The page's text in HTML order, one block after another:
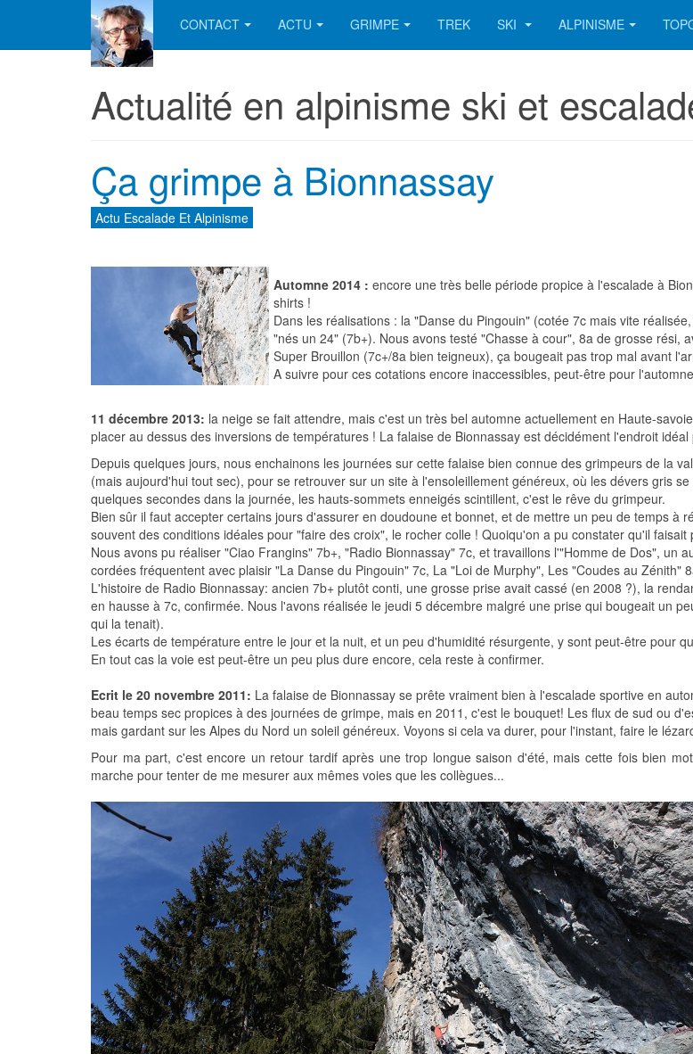
CONTACT ACTU GRIMPE TREK SKI ALPINISME
Actualité en alpinisme ski et
Ça grimpe à Bionnassay
Actu Escalade Et Alpinisme
Automne 2014 : encore une très belle période propice à l'escalade à
shirts !
Dans les réalisations : la "Danse du Pingouin" (cotée 7c mais vite
"nés un 24" (7b+). Nous avons testé "Chasse à cour", 8a de grosse
Super Brouillon (7c+/8a bien teigneux), ça bougeait pas trop mal avant
A suivre pour ces cotations encore inaccessibles, peut-être pour
11 décembre 2013: la neige se fait attendre, mais c'est un très bel automne actuellement en Haute-
placer au dessus des inversions de températures ! La falaise de Bionnassay est décidément l'endroit
Depuis quelques jours, nous enchainons les journées sur cette falaise bien connue des grimpeurs de la
(mais aujourd'hui tout sec), pour se retrouver sur un site à l'ensoleillement généreux, où les dévers gris
quelques secondes dans la journée, les hauts-sommets enneigés scintillent, c'est le rêve du grimpeur.
Bien sûr il faut accepter certains jours d'assurer en doudoune et bonnet, et de mettre un peu de temps à
souvent des conditions idéales pour "faire des croix", le rocher colle ! Quoiqu'on a pu constater qu'il
Nous avons pu réaliser "Ciao Frangins" 7b+, "Radio Bionnassay" 7c, et travaillons l'"Homme de Dos", un
cordées fréquentent avec plaisir "La Danse du Pingouin" 7c, La "Loi de Murphy", Les "Coudes au Zénith"
L'histoire de Radio Bionnassay: ancien 7b+ plutôt conti, une grosse prise avait cassé (en 2008 ?), la
en hausse à 7c, confirmée. Nous l'avons réalisée le jeudi 5 décembre malgré une prise qui bougeait un
qui la tenait).
Les écarts de température entre le jour et la nuit, et un peu d'humidité résurgente, y sont peut-être pour
En tout cas la voie est peut-être un peu plus dure encore, cela reste à confirmer.
Ecrit le 20 novembre 2011: La falaise de Bionnassay se prête vraiment bien à l'escalade sportive en
beau temps sec propices à des journées de grimpe, mais en 2011, c'est le bouquet! Les flux de sud ou
mais gardant sur les Alpes du Nord un soleil généreux. Voyons si cela va durer, pour l'instant, faire le
Pour ma part, c'est encore un retour tardif après une trop longue saison d'été, mais cette fois bien
marche pour tenter de me mesurer aux mêmes voies que les collègues...